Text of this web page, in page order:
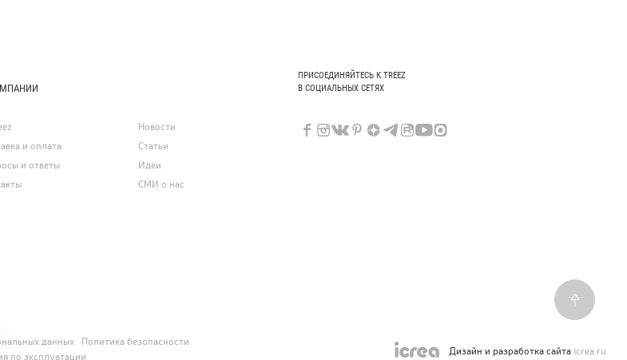
и оплата
и ответы
Новости
Статьи
Идеи
СМИ о нас
ПРИСОЕДИНЯЙТЕСЬ К TREEZ
В СОЦИАЛЬНЫХ СЕТЯХ
данных
Политика безопасности
по эксплуатации Дизайн и разработка сайтаicrea.ru